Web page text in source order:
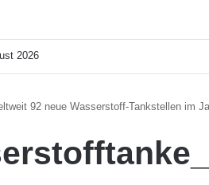
2026
92 neue Wasserstoff-Tankstellen im